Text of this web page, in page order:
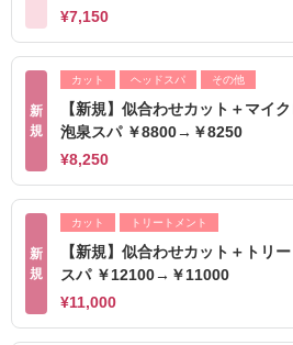
¥7,150
新
規
カット ヘッドスパ その他
【新規】似合わせカット＋マイ
泡泉スパ ￥8800→￥8250
¥8,250
新
規
カット トリートメント
【新規】似合わせカット＋トリー
スパ ￥12100→￥11000
¥11,000